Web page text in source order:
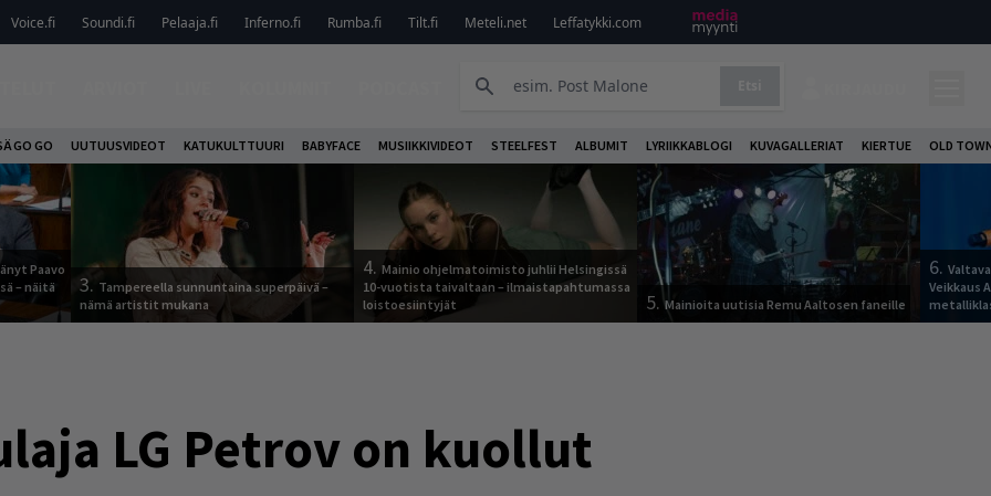
Voice.fi Soundi.fi Pelaaja.fi Inferno.fi Rumba.fi Tilt.fi Meteli.net Leffatykki.com
GO GO UUTUUSVIDEOT KATUKULTTUURI BABYFACE MUSIIKKIVIDEOT STEELFEST ALBUMIT LYRIIKKABLOGI KUVAGALLERIAT KIERTUE OLD
Paavo
– näitä
3. Tampereella sunnuntaina superpäivä –
nämä artistit mukana
4. Mainio ohjelmatoimisto juhlii Helsingissä
10-vuotista taivaltaan – ilmaistapahtumassa
loistoesiintyjät
5.Mainioita uutisia Remu Aaltosen faneille
6.
Veikkaus
LG Petrov on kuollut